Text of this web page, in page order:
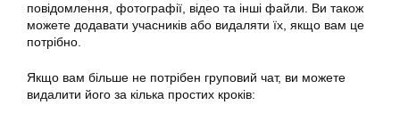
повідомлення, фотографії, відео та інші файли. Ви також
можете додавати учасників або видаляти їх, якщо вам це
потрібно.
Якщо вам більше не потрібен груповий чат, ви можете
видалити його за кілька простих кроків: